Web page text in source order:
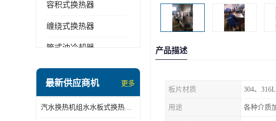
容积式换热器
缠绕式换热器
管式油冷却器
盘管换热
变频供水机组
最新供应商机 更多
汽水换热机组水水板式换热机组板式热交换机组厂家专业定制
产品描述
板片材质 304、
用途 各种介质